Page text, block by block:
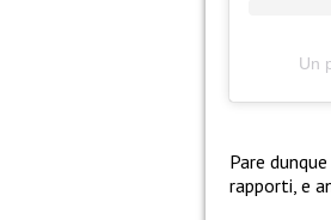
Un
Pare
rapporti, e